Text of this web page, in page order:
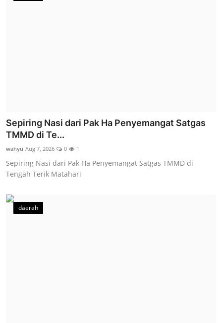
Sepiring Nasi dari Pak Ha Penyemangat Satgas
TMMD di Te...
wahyu Aug 7, 2026 0 1
Sepiring Nasi dari Pak Ha Penyemangat Satgas TMMD di
Tengah Terik Matahari
daerah